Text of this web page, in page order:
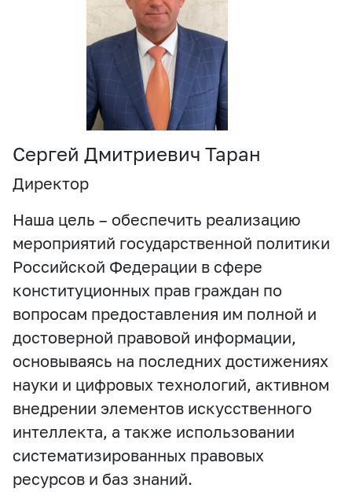
Сергей Дмитриевич Таран
Директор
Наша цель – обеспечить реализацию
мероприятий государственной политики
Российской Федерации в сфере
конституционных прав граждан по
вопросам предоставления им полной и
достоверной правовой информации,
основываясь на последних достижениях
науки и цифровых технологий, активном
внедрении элементов искусственного
интеллекта, а также использовании
систематизированных правовых
ресурсов и баз знаний.